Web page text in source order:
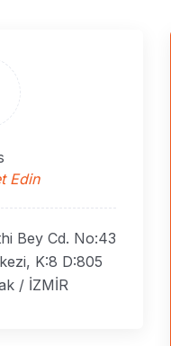
Edin
Bey Cd. No:43
K:8 D:805
/ İZMİR